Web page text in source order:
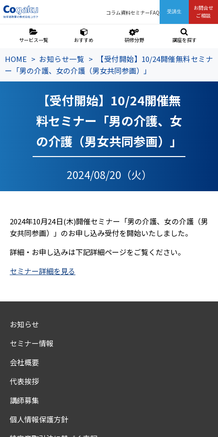
コラム資料セミナーFAQ 受講生
お問合せ
ご相談
サービス一覧 おすすめ 研修分野 講座を探す
HOME お知らせ一覧
【受付開始】10/24開催無料セミナ
ー「男の介護、女の介護（男女共同参画）」
【受付開始】10/24開催無
料セミナー「男の介護、女
の介護（男女共同参画）」
2024/08/20（火）
2024年10月24日(木)開催セミナー「男の介護、女の介護（男
女共同参画）」のお申し込み受付を開始いたしました。
詳細・お申し込みは下記詳細ページをご覧ください。
セミナー詳細を見る
お知らせ
セミナー情報
会社概要
代表挨拶
講師募集
個人情報保護方針